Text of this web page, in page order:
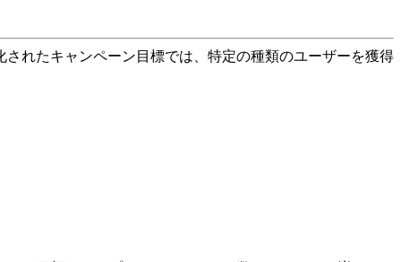
れたキャンペーン目標では、特定の種類のユーザーを獲得